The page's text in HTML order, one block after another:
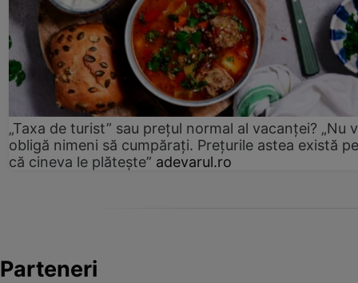
„Taxa de turist” sau prețul normal al vacanței? „Nu
obligă nimeni să cumpărați. Prețurile astea există
că cineva le plătește” adevarul.ro
Parteneri